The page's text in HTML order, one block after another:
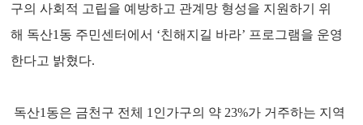
구의 사회적 고립을 예방하고 관계망 형성을 지원하기 위
해 독산1동 주민센터에서 ‘친해지길 바라’ 프로그램을 운영
한다고 밝혔다.
독산1동은 금천구 전체 1인가구의 약 23%가 거주하는 지역